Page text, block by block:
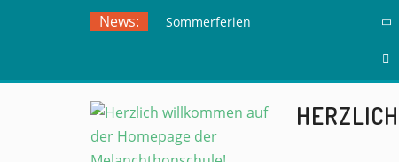
News:
Sommerferien
Herdringen